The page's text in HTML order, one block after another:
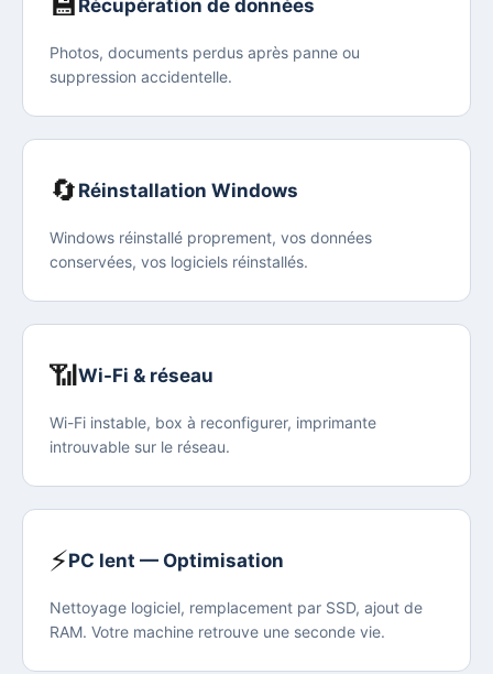
Récupération de données
Photos, documents perdus après panne ou
suppression accidentelle.
🔄 Réinstallation Windows
Windows réinstallé proprement, vos données
conservées, vos logiciels réinstallés.
📶Wi-Fi & réseau
Wi-Fi instable, box à reconfigurer, imprimante
introuvable sur le réseau.
⚡PC lent — Optimisation
Nettoyage logiciel, remplacement par SSD, ajout de
RAM. Votre machine retrouve une seconde vie.